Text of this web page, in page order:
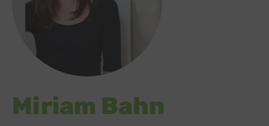
Miriam Bahn